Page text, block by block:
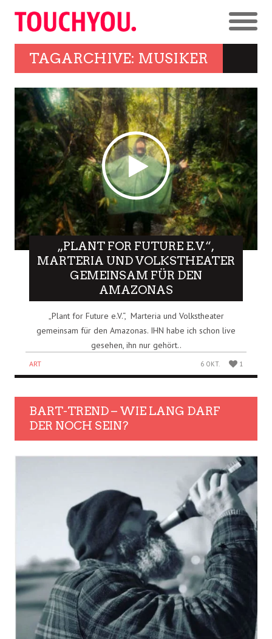
TAGARCHIVE: MUSIKER
„PLANT FOR FUTURE E.V.“,
MARTERIA UND VOLKSTHEATER
GEMEINSAM FÜR DEN
AMAZONAS
„Plant for Future e.V.“, Marteria und Volkstheater
gemeinsam für den Amazonas. IHN habe ich schon live
gesehen, ihn nur gehört..
ART 6 OKT. 1
BART-TREND – WIE LANG DARF
DER NOCH SEIN?